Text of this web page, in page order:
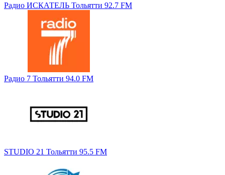
Радио ИСКАТЕЛЬ Тольятти 92.7 FM
Радио 7 Тольятти 94.0 FM
STUDIO 21 Тольятти 95.5 FM